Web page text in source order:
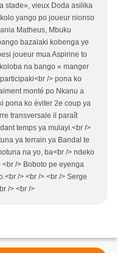
stade», vieux Doda asilika
yango po joueur nionso
Matheus, Mbuku
bazalaki kobenga ye
joueur mua Aspirine to
na bango « manger
/> pona ko
monté po Nkanu a
pona ko éviter 2e coup ya
transversale il paraît
temps ya mulayi.<br />
ya terrain ya Bandal te
na yo, ba<br /> ndeko
/> Boboto pe eyenga
/> <br /> <br /> Serge
/> <br />